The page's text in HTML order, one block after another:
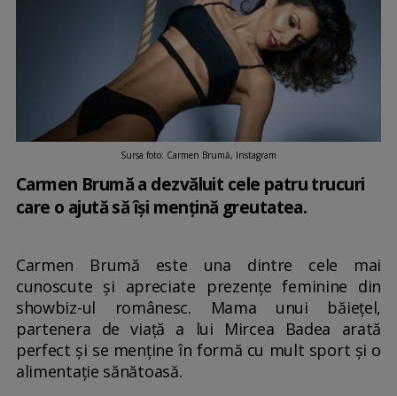
Sursa foto: Carmen Brumă, Instagram
Carmen Brumă a dezvăluit cele patru trucuri
care o ajută să își mențină greutatea.
Carmen Brumă este una dintre cele mai
cunoscute și apreciate prezențe feminine din
showbiz-ul românesc. Mama unui băiețel,
partenera de viață a lui Mircea Badea arată
perfect și se menține în formă cu mult sport și o
alimentație sănătoasă.